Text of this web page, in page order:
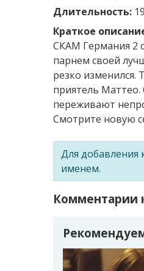
Длительность:
Краткое
СКАМ Германия 2
парнем своей
резко изменился.
приятель
переживают
Смотрите новую
Для
именем.
Комментарии